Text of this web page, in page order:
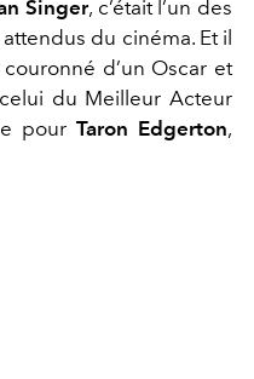
Singer, c’était l’un des
du cinéma. Et il
d’un Oscar et
du Meilleur Acteur
pour Taron Edgerton,